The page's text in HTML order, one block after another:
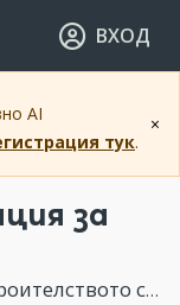
ВХОД
×
AI
тук.
за
с Project Estimator